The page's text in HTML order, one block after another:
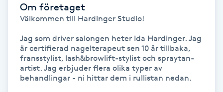
Gel naglar
Gelenaglar
Gellack
Om företaget
Välkommen till Hardinger Studio!
Jag som driver salongen heter Ida Hardinger. Jag
är certifierad nagelterapeut sen 10 år tillbaka,
fransstylist, lash&browlift-stylist och spraytan-
artist. Jag erbjuder flera olika typer av
behandlingar - ni hittar dem i rullistan nedan.